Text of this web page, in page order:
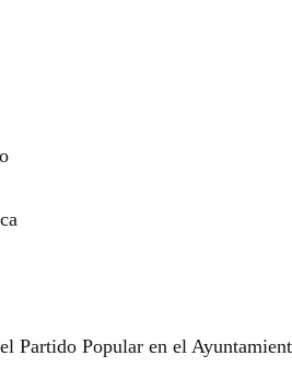
Partido Popular en el